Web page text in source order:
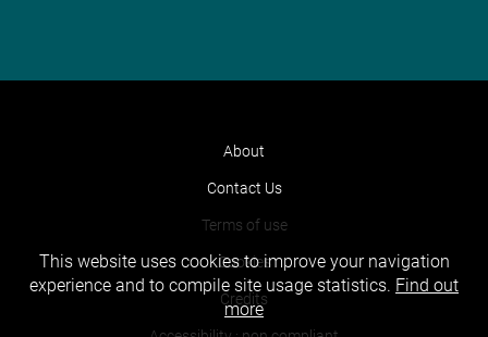
About
Contact Us
Terms of use
Cookies
Credits
This website uses cookies to improve your navigation
experience and to compile site usage statistics. Find out
more